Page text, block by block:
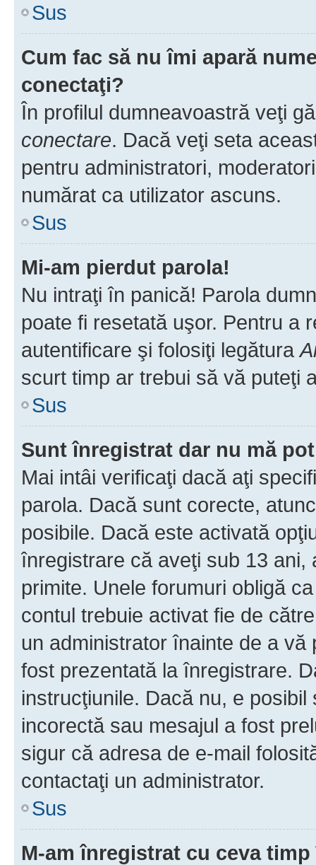
Sus
Cum fac să nu îmi apară
conectaţi?
În profilul dumneavoastră veţi
conectare. Dacă veţi seta
pentru administratori,
numărat ca utilizator ascuns.
Sus
Mi-am pierdut parola!
Nu intraţi în panică! Parola
poate fi resetată uşor. Pentru a
autentificare şi folosiţi legătura
scurt timp ar trebui să vă puteţi
Sus
Sunt înregistrat dar nu mă
Mai intâi verificaţi dacă aţi
parola. Dacă sunt corecte,
posibile. Dacă este activată
înregistrare că aveţi sub 13
primite. Unele forumuri obligă
contul trebuie activat fie de
un administrator înainte de a
fost prezentată la înregistrare.
instrucţiunile. Dacă nu, e
incorectă sau mesajul a fost
sigur că adresa de e-mail
contactaţi un administrator.
Sus
M-am înregistrat cu ceva